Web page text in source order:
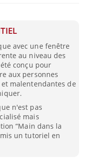
avec une fenêtre
au niveau des
conçu pour
aux personnes
malentendantes de
n'est pas
mais
“Main dans la
un tutoriel en